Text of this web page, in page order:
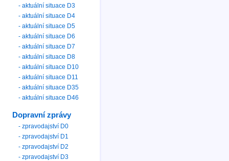
- aktuální situace D3
- aktuální situace D4
- aktuální situace D5
- aktuální situace D6
- aktuální situace D7
- aktuální situace D8
- aktuální situace D10
- aktuální situace D11
- aktuální situace D35
- aktuální situace D46
Dopravní zprávy
- zpravodajství D0
- zpravodajství D1
- zpravodajství D2
- zpravodajství D3